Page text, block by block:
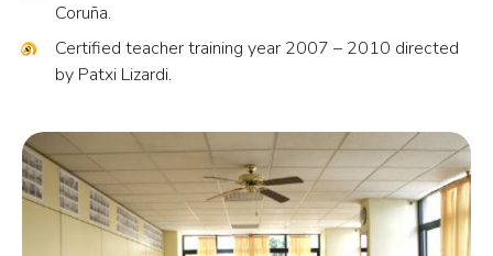
Coruña.
Certified teacher training year 2007 – 2010 directed
by Patxi Lizardi.